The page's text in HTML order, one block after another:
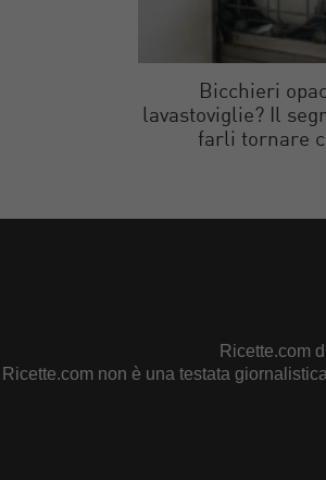
Bicchieri
lavastoviglie? Il
farli tornare
Ricette.com
Ricette.com non è una testata